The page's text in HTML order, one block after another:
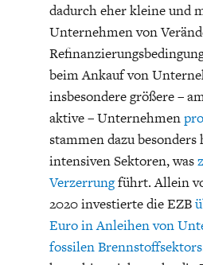
DIE NÄCHSTE
dadurch eher kleine und
Unternehmen von
beim Ankauf von
insbesondere größere –
aktive – Unternehmen
stammen dazu besonders
intensiven Sektoren, was
Verzerrungführt. Allein
2020 investierte die EZB
Euro in Anleihen von
fossilen Brennstoffsektors